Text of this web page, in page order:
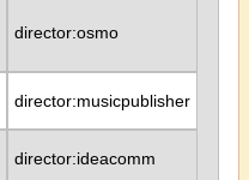
director:osmo
director:musicpublisher
director:ideacomm